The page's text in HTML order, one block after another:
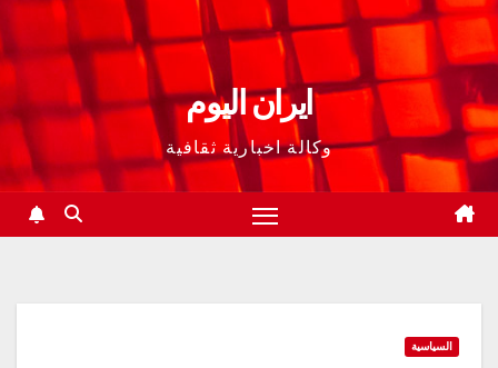
ايران اليوم
وكالة اخبارية ثقافية
السياسية